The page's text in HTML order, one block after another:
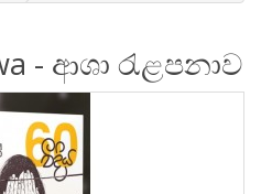
- ආශා රැළපනාව